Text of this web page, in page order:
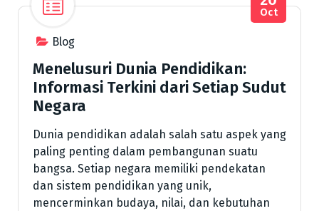
Blog
Oct
Menelusuri Dunia Pendidikan:
Informasi Terkini dari Setiap Sudut
Negara
Dunia pendidikan adalah salah satu aspek yang
paling penting dalam pembangunan suatu
bangsa. Setiap negara memiliki pendekatan
dan sistem pendidikan yang unik,
mencerminkan budaya, nilai, dan kebutuhan